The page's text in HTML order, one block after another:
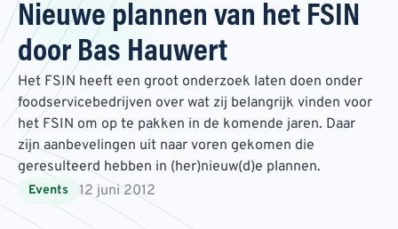
Nieuwe plannen van het FSIN
door Bas Hauwert
Het FSIN heeft een groot onderzoek laten doen onder
foodservicebedrijven over wat zij belangrijk vinden voor
het FSIN om op te pakken in de komende jaren. Daar
zijn aanbevelingen uit naar voren gekomen die
geresulteerd hebben in (her)nieuw(d)e plannen.
Events 12 juni 2012